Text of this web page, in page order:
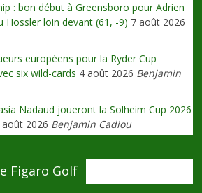
: bon début à Greensboro pour Adrien
Hossler loin devant (61, -9) 7 août 2026
européens pour la Ryder Cup
six wild-cards 4 août 2026 Benjamin
Nadaud joueront la Solheim Cup 2026
août 2026 Benjamin Cadiou
Figaro Golf